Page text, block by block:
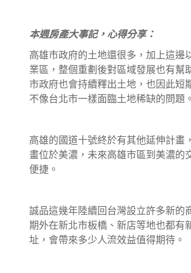
本週房產大事記，心得分享：
高雄市政府的土地還很多，加上這邊
業區，整個重劃後對區域發展也有幫
市政府也會持續釋出土地，也因此短
不像台北市一樣面臨土地稀缺的問題。
高雄的國道十號終於有其他延伸計畫
畫位於美濃，未來高雄市區到美濃的
便捷。
誠品這幾年陸續回台灣設立許多新的
期外在新北市板橋、新店等地也都有
址，會帶來多少人流效益值得期待。